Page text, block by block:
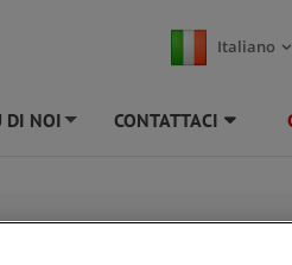
Italiano
DI NOI CONTATTACI